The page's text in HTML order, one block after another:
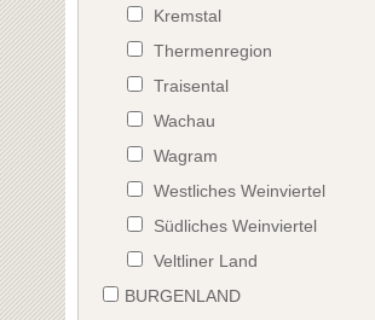
Kremstal
Thermenregion
Traisental
Wachau
Wagram
Westliches Weinviertel
Südliches Weinviertel
Veltliner Land
BURGENLAND